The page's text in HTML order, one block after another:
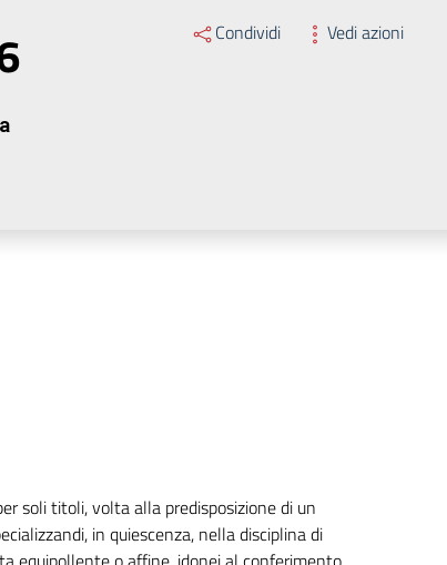
Condividi Vedi azioni
soli titoli, volta alla predisposizione di un
in quiescenza, nella disciplina di